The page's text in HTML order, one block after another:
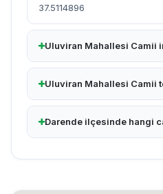
37.5114896
Uluviran Mahallesi Camii
Uluviran Mahallesi Camii
Darende ilçesinde hangi